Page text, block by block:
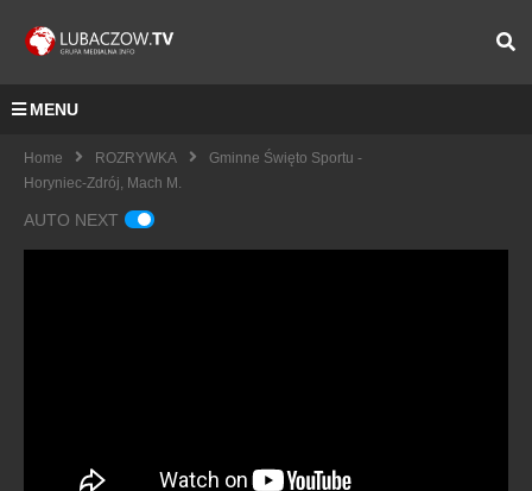
MENU
Home ROZRYWKA
Gminne Święto Sportu -
Horyniec-Zdrój, Mach M.
AUTO NEXT